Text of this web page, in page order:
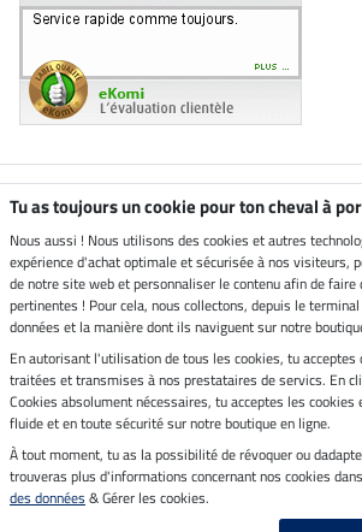
Boutique climatiquement
Livraison par
Paiement sécurisé
Mentions légales
Tu as toujours un cookie pour ton cheval à
Nous aussi ! Nous utilisons des cookies et autres
expérience d'achat optimale et sécurisée à nos visiteurs,
de notre site web et personnaliser le contenu afin de faire
pertinentes ! Pour cela, nous collectons, depuis le
données et la manière dont ils naviguent sur notre
En autorisant l'utilisation de tous les cookies, tu acceptes
traitées et transmises à nos prestataires de servics. En
Cookies absolument nécessaires, tu acceptes les
fluide et en toute sécurité sur notre boutique en ligne.
À tout moment, tu as la possibilité de révoquer ou
trouveras plus d'informations concernant nos cookies
des données & Gérer les cookies.